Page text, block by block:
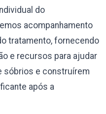
do
acompanhamento
tratamento, fornecendo
e recursos para ajudar
sóbrios e construírem
após a